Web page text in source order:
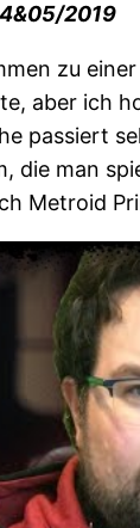
2019
zu
aber ich
passiert
die man
Metroid